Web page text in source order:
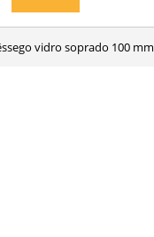
vidro soprado 100 mm